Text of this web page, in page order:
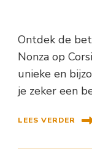
Ontdek de
Nonza op
unieke en
je zeker een
LEES VERDER